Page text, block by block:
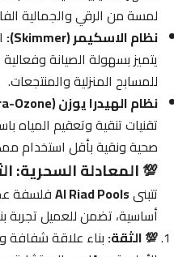
لمسة من الرقي والجمالية
نظام الاسكيمر (Skimmer):
يتميز بسهولة الصيانة
للمسابح المنزلية والمنتجعات.
نظام الهيدرا يوزن (Hydra-Ozone):
تقنيات تنقية وتعقيم المياه
صحية ونقية بأقل استخدام
💯 المعادلة السحرية:
تتبنىAl Riad Poolsفلسفة
أساسية، تضمن للعميل تجربة
💯 الثقة: بناء علاقة